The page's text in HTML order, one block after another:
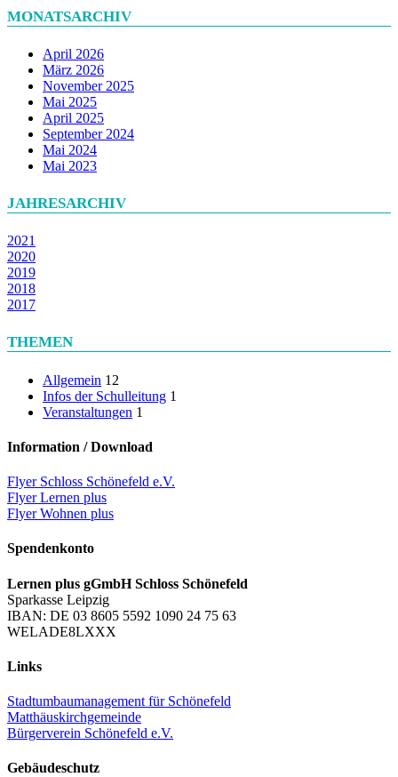
MONATSARCHIV
April 2026
März 2026
November 2025
Mai 2025
April 2025
September 2024
Mai 2024
Mai 2023
JAHRESARCHIV
2021
2020
2019
2018
2017
THEMEN
Allgemein 12
Infos der Schulleitung 1
Veranstaltungen 1
Information / Download
Flyer Schloss Schönefeld e.V.
Flyer Lernen plus
Flyer Wohnen plus
Spendenkonto
Lernen plus gGmbH Schloss Schönefeld
Sparkasse Leipzig
IBAN: DE 03 8605 5592 1090 24 75 63
WELADE8LXXX
Links
Stadtumbaumanagement für Schönefeld
Matthäuskirchgemeinde
Bürgerverein Schönefeld e.V.
Gebäudeschutz